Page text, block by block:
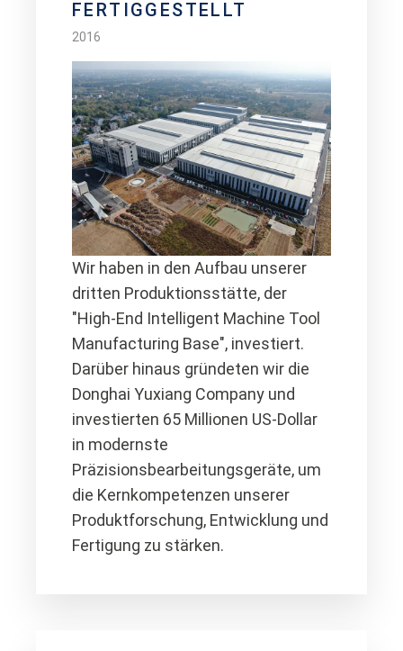
FERTIGGESTELLT
2016
Wir haben in den Aufbau unserer
dritten Produktionsstätte, der
"High-End Intelligent Machine Tool
Manufacturing Base", investiert.
Darüber hinaus gründeten wir die
Donghai Yuxiang Company und
investierten 65 Millionen US-Dollar
in modernste
Präzisionsbearbeitungsgeräte, um
die Kernkompetenzen unserer
Produktforschung, Entwicklung und
Fertigung zu stärken.